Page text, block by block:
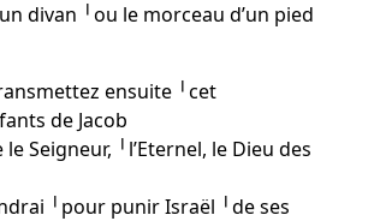
divan ╵ou le morceau d’un pied
ensuite ╵cet
de Jacob
le Seigneur, ╵l’Eternel, le Dieu des
╵pour punir Israël ╵de ses